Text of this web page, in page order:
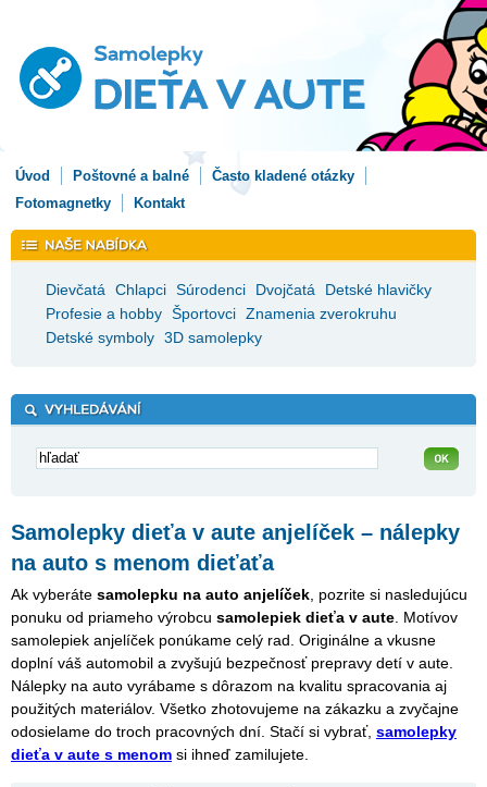
Úvod Poštovné a balné
Často kladené otázky
Fotomagnetky
Kontakt
Dievčatá Chlapci Súrodenci Dvojčatá
Detské hlavičky
Profesie a hobby Športovci Znamenia zverokruhu
Detské symboly 3D samolepky
Samolepky dieťa v aute anjelíček – nálepky
na auto s menom dieťaťa
Ak vyberáte samolepku na auto anjelíček , pozrite si nasledujúcu
ponuku od priameho výrobcu samolepiek dieťa v aute . Motívov
samolepiek anjelíček ponúkame celý rad. Originálne a vkusne
doplní váš automobil a zvyšujú bezpečnosť prepravy detí v aute.
Nálepky na auto vyrábame s dôrazom na kvalitu spracovania aj
použitých materiálov. Všetko zhotovujeme na zákazku a zvyčajne
odosielame do troch pracovných dní. Stačí si vybrať, samolepky
dieťa v aute s menom si ihneď zamilujete.